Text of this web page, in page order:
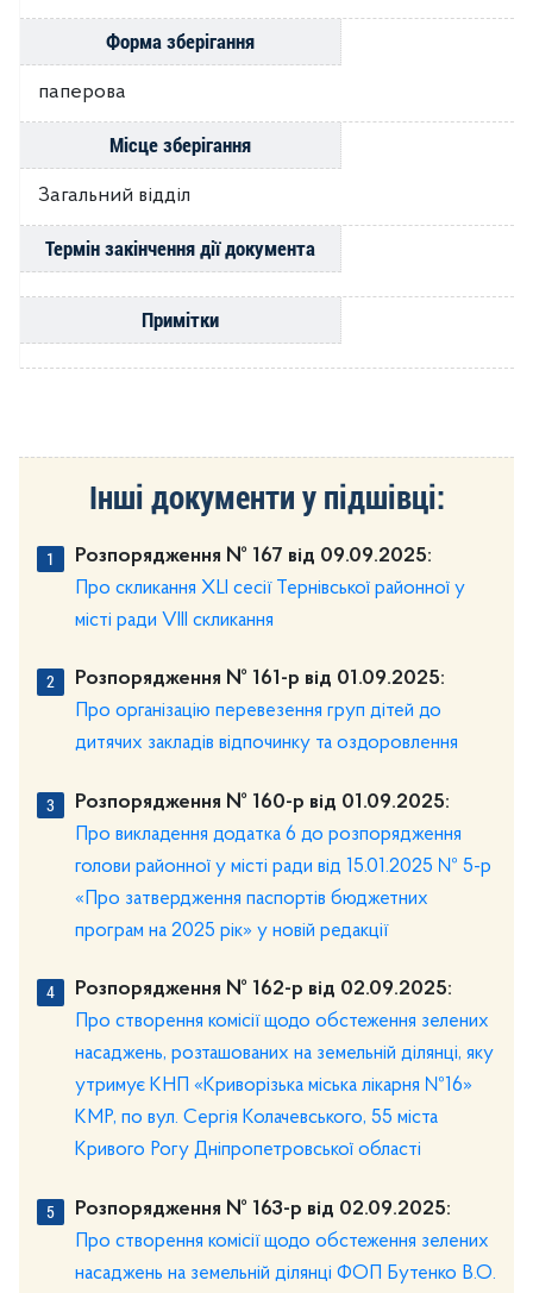
Форма зберігання
паперова
Місце зберігання
Загальний відділ
Термін закінчення дії документа
Примітки
Інші документи у підшівці:
Розпорядження № 167 від 09.09.2025:
Про скликання XLI сесії Тернівської районної у
місті ради VIII скликання
Розпорядження № 161-р від 01.09.2025:
Про організацію перевезення груп дітей до
дитячих закладів відпочинку та оздоровлення
Розпорядження № 160-р від 01.09.2025:
Про викладення додатка 6 до розпорядження
голови районної у місті ради від 15.01.2025 № 5-р
«Про затвердження паспортів бюджетних
програм на 2025 рік» у новій редакції
Розпорядження № 162-р від 02.09.2025:
Про створення комісії щодо обстеження зелених
насаджень, розташованих на земельній ділянці, яку
утримує КНП «Криворізька міська лікарня №16»
КМР, по вул. Сергія Колачевського, 55 міста
Кривого Рогу Дніпропетровської області
Розпорядження № 163-р від 02.09.2025:
Про створення комісії щодо обстеження зелених
насаджень на земельній ділянці ФОП Бутенко В.О.